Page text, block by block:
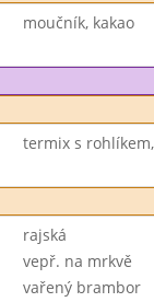
moučník, kakao
termix s
rajská
vepř. na mrkvě
vařený brambor